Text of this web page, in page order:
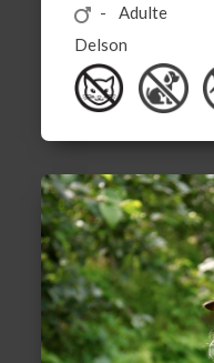
Adulte
Delson